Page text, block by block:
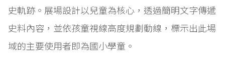
史軌跡。展場設計以兒童為核心，透過簡明文字傳遞
史料內容，並依孩童視線高度規劃動線，標示出此場
域的主要使用者即為國小學童。